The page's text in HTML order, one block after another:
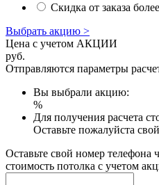
Скидка от заказа
Выбрать акцию >
Цена с учетом АКЦИИ
руб.
Отправляются параметры
Вы выбрали акцию:
%
Для получения расчета
Оставьте пожалуйста
Оставьте свой номер телефона
стоимость потолка с учетом